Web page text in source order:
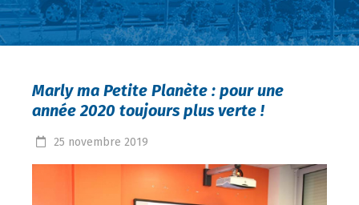
Marly ma Petite Planète : pour une
année 2020 toujours plus verte !
25 novembre 2019